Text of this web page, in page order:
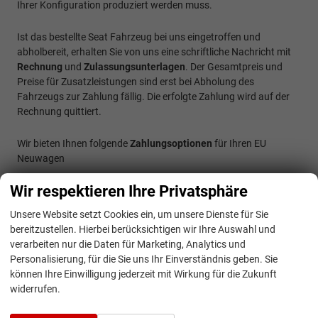
Ihrer Konfiguration produziert werden muss.
Ist das bestellte Seat Fahrzeug bei uns eingetroffen und
abholbereit, erhalten Sie von uns eine schriftliche Nachricht mit
Rechnung und Zulassungsunterlagen. Der Gesamtpreis und
Preise für Zusatzleistungen sind erst bei Abholung des
Fahrzeugs zur Zahlung fällig. Die erfolgte Zahlung wird auf der
Rechnung quittiert.
Wir bieten Ihnen folgendeZahlungsoptionen für Ihren EU
Neuwagen
Barzahlung
Banküberweisung
Finanzierung, auch ohne Anzahlung
Teilfinanzierung durch Inzahlungnahme von Ihrem
Gebrauchtwagen
Grundsätzlich können wir Ihnen nur ein Angebot zur
Wir respektieren Ihre Privatsphäre
Unsere Website setzt Cookies ein, um unsere Dienste für Sie
bereitzustellen. Hierbei berücksichtigen wir Ihre Auswahl und
verarbeiten nur die Daten für Marketing, Analytics und
Personalisierung, für die Sie uns Ihr Einverständnis geben. Sie
können Ihre Einwilligung jederzeit mit Wirkung für die Zukunft
widerrufen.